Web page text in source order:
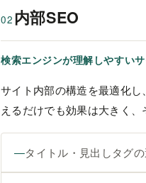
02 内部SEO
検索エンジンが理解しやすい
サイト内部の構造を最適化
えるだけでも効果は大きく
タイトル・見出しタグ